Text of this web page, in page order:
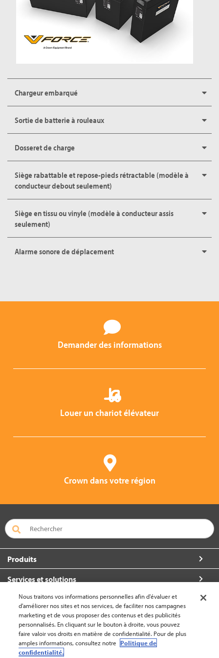
Chargeur embarqué
Sortie de batterie à rouleaux
Dosseret de charge
Siège rabattable et repose-pieds rétractable (modèle à
conducteur debout seulement)
Siège en tissu ou vinyle (modèle à conducteur assis
seulement)
Alarme sonore de déplacement
Demander des informations
Louer un chariot élévateur
Crown dans votre région
Produits
Services et solutions
À propos de Crown
Communiquez avec nous
Nous traitons vos informations personnelles afin d'évaluer et
d'améliorer nos sites et nos services, de faciliter nos campagnes
marketing et de vous proposer des contenus et des publicités
personnalisés. En cliquant sur le bouton à droite, vous pouvez
faire valoir vos droits en matière de confidentialité. Pour de plus
amples informations, consultez notre Politique de
confidentialité.